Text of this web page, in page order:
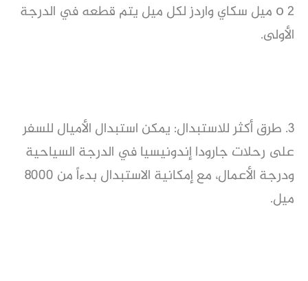
o 2 ميل سكاي واردز لكل ميل يتم قطعه في الدرجة
الأولى.
3. طرق أكثر للاستبدال: يمكن استبدال الأميال للسفر
على رحلات جارودا إندونيسيا في الدرجة السياحية
ودرجة الأعمال، مع إمكانية الاستبدال بدءاً من 8000
ميل.